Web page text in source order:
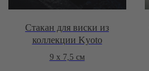
Стакан для виски из
коллекции Kyoto
9 х 7,5 см